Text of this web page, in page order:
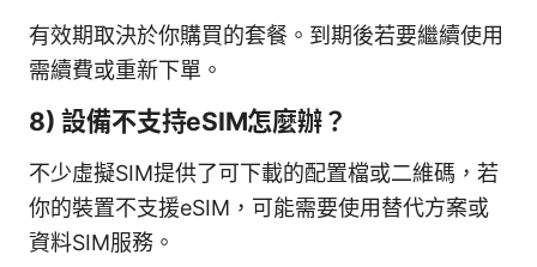
有效期取決於你購買的套餐。到期後若要繼續使用
需續費或重新下單。
8) 設備不支持eSIM怎麼辦？
不少虛擬SIM提供了可下載的配置檔或二維碼，若
你的裝置不支援eSIM，可能需要使用替代方案或
資料SIM服務。